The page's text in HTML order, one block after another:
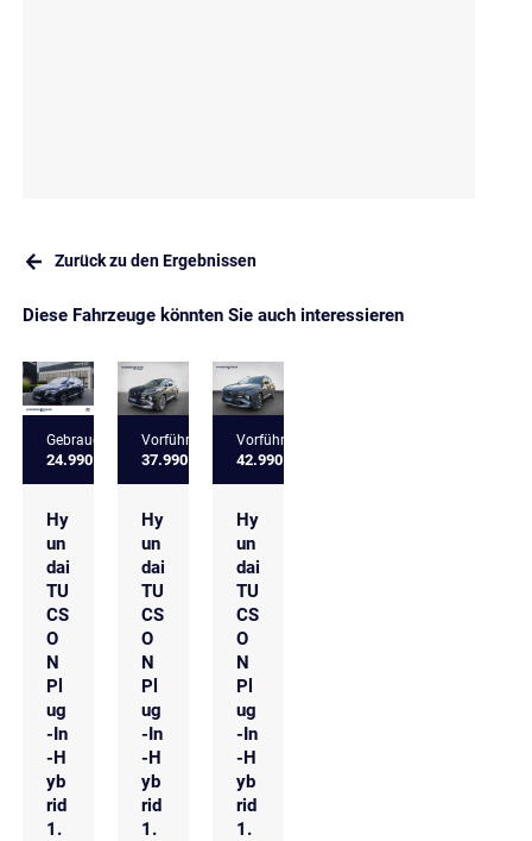
Zurück zu den Ergebnissen
Diese Fahrzeuge könnten Sie auch interessieren
Gebrauchtfahrzeug
24.990 €
Hy
un
dai
TU
CS
O
N
Pl
ug
-In
-H
yb
rid
1.
Vorführfahrzeug
37.990 €
Hy
un
dai
TU
CS
O
N
Pl
ug
-In
-H
yb
rid
1.
Vorführfahrzeug
42.990 €
Hy
un
dai
TU
CS
O
N
Pl
ug
-In
-H
yb
rid
1.